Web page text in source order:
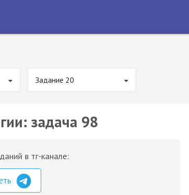
Задание 20
задача 98
в тг-канале: